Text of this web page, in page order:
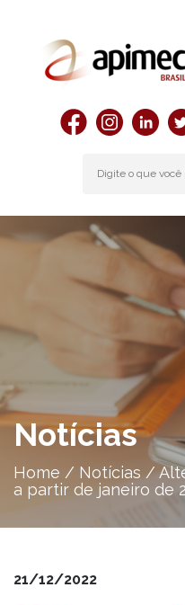
Notícias
Home / Notícias /
a partir de janeiro de
21/12/2022